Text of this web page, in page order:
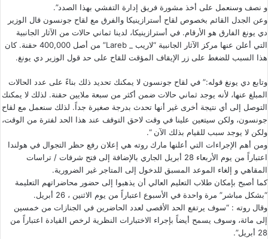
و نصف وسنعمل على أخذ مشورة فريق إدارة التفشي بهذا الصدد”.
وعن الجدل القائم بخصوص لقاح أسترازينيكا والفرق مع لقاح جونسون قال الوزير
دي يونغ الفارق هو الأرقام. في أسترازينيكا، لدينا ثماني حالات من الآثار الجانبية
التي أعلن عنها مركز الآثار الجانبية “لاريب _ Lareb” من أصل 400,000 حقنة. كان
هذا السبب للضغط على زر الإيقاف المؤقت للقاح على حد قول الوزير دي يونغ.
وتابع دي يونغ قوله:” في لقاح جونسون لا يمكنك تحديد ذلك بناءً على عدد الحالات
المبلغ عنها، لأنه يوجد ثماني حالات ضمن أكثر من سبعة ملايين حقنة. لذلك لا يمكنك
التوصل إلى أي نتيجة أخرى غير أنها تحدث بدرجة صغيرة جداً. لذلك سنعمل مع لقاح
جونسون، ولكن سيتعين علينا في وقت لاحق التوقف عند هذا الحد لفترة من الوقت،
ولكن لا يوجد سبب للقيام بذلك الآن “.
ومن أهم الإجراءات التي أعلنها مارك روته هي إعلان رفع حظر التجوال في هولندا
اعتباراً من يوم الأربعاء 28 أبريل الجاري بالإضافة إلى فتح شرفات / تراسات
المقاهي و إلغاء الموعد المسبق للدخول إلى المتاجر غير الضرورية.
كما أصبح بإمكان طلاب التعليم العالي أن يذهبوا إلى حضور محاضراتهم التعليمة
“بشكل مباشر” مرة واحدة في الأسبوع اعتباراً من يوم الاثنين ، 26 أبريل.
وقال روته : “سوف يرتفع الحد الأقصى لعدد الحاضرين في الجنازات من خمسين
إلى مائة، وسوف يسمح أيضاً بإجراء الاختبارات النظرية لرخص القيادة اعتباراً من
28 أبريل”.